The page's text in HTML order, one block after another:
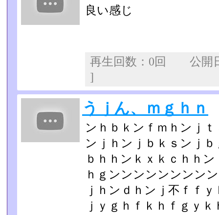
良い感じ
再生回数：0回 公
]
うｊん、ｍｇｈｎ
ンｈｂｋンｆｍｈンｊ
ンｊｈンｊｂｋｓンｊ
ｂｈｈンｋｘｋｃｈｈ
ｈｇンンンンンンンン
ｊｈンｄｈンｊ不ｆｆ
ｊｙｇｈｆｋｈｆｇｙ